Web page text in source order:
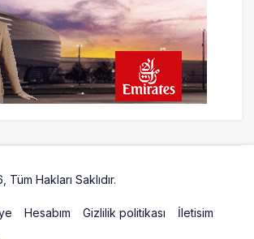
Hakları Saklıdır.
Hesabım Gizlilik politikası İletisim